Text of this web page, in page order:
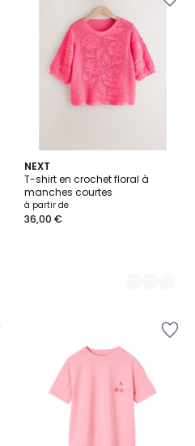
NEXT
T-shirt en crochet floral à
manches courtes
à partir de
36,00 €
10
Couleurs